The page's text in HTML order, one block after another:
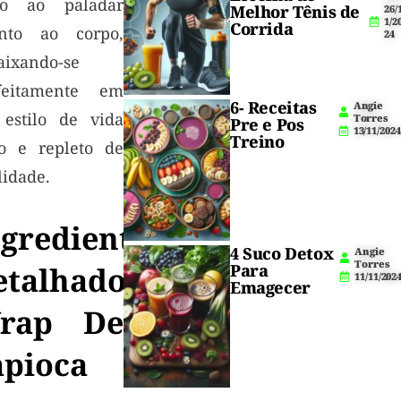
ao paladar
ao corpo,
se
em
de vida
e repleto de
De
Melhor Tênis de
Corrida
26/
1/
24
6- Receitas
Pre e Pos
Treino
Angie
Torres
13/11/2024
4 Suco Detox
Para
Emagecer
Angie
Torres
11/11/2024